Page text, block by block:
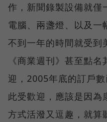
作，新聞錄製設備就僅
電腦、兩盞燈、以及一
不到一年的時間就受到
《商業週刊》甚至點
迎，2005年底的訂戶
此受歡迎，應該是因為
方式活潑又逗趣，就算